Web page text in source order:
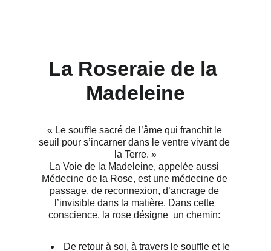
La Roseraie de la
Madeleine
« Le souffle sacré de l’âme qui franchit le
seuil pour s’incarner dans le ventre vivant de
la Terre. »
La Voie de la Madeleine, appelée aussi
Médecine de la Rose, est une médecine de
passage, de reconnexion, d’ancrage de
l’invisible dans la matière. Dans cette
conscience, la rose désigne  un chemin:
De retour à soi, à travers le souffle et le